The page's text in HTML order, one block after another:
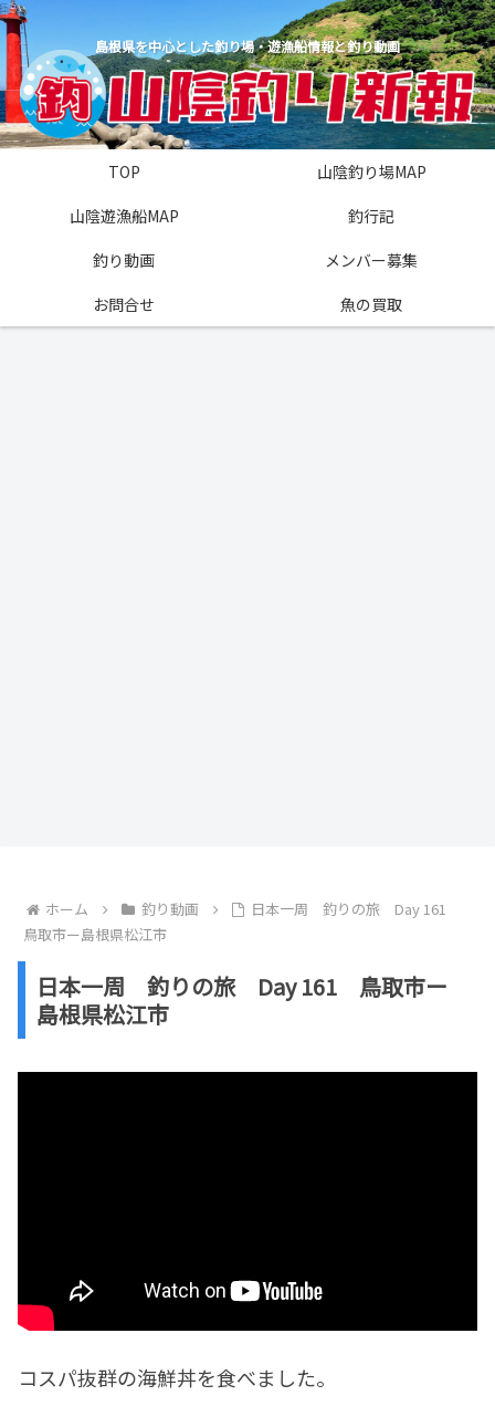
島根県を中心とした釣り場・遊漁船情報と釣り動画
TOP
山陰釣り場MAP
山陰遊漁船MAP
釣行記
釣り動画
メンバー募集
お問合せ
魚の買取
ホーム 釣り動画
日本一周 釣りの旅 Day 161
鳥取市ー島根県松江市
日本一周 釣りの旅 Day 161 鳥取市ー
島根県松江市
コスパ抜群の海鮮丼を食べました。